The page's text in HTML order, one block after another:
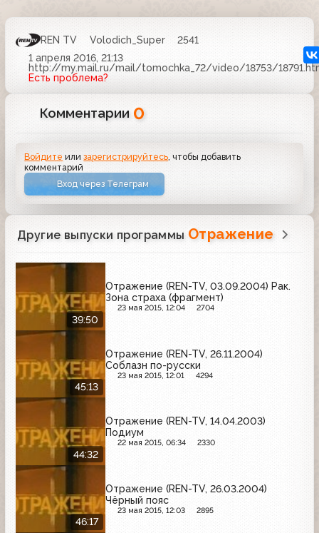
REN TV Volodich_Super
2541
1 апреля 2016, 21:13
http://my.mail.ru/mail/tomochka_72/video/18753/
Есть проблема?
Комментарии 0
Войдите илизарегистрируйтесь , чтобы добавить
комментарий
Вход через Телеграм
Другие выпуски программы Отражение
39:50
Отражение (REN-TV, 03.09.2004) Рак.
Зона страха (фрагмент)
23 мая 2015, 12:04 2704
45:13
Отражение (REN-TV, 26.11.2004)
Соблазн по-русски
23 мая 2015, 12:01 4294
44:32
Отражение (REN-TV, 14.04.2003)
Подиум
22 мая 2015, 06:34 2330
46:17
Отражение (REN-TV, 26.03.2004)
Чёрный пояс
23 мая 2015, 12:03 2895